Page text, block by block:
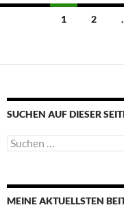
1 2
SUCHEN AUF DIESER
Suche
nach:
MEINE AKTUELLSTEN